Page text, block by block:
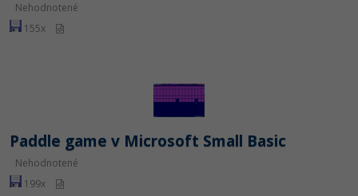
Nehodnotené
155x
Paddle game v Microsoft Small Basic
Nehodnotené
199x